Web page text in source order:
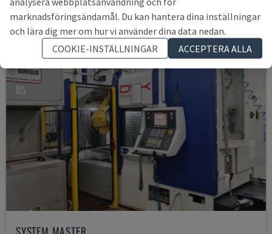
marknadsföringsändamål. Du kan hantera dina inställningar
och lära dig mer om hur vi använder dina data nedan.
COOKIE-INSTÄLLNINGAR
ACCEPTERA ALLA